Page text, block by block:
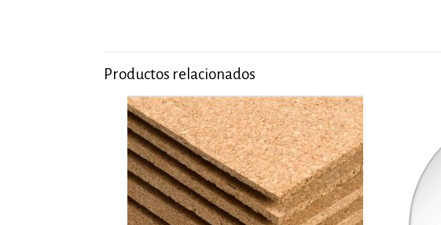
pueden
elegir
en
la
página
de
producto
Productos relacionados